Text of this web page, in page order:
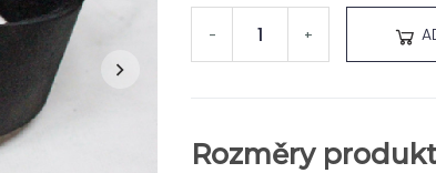
- +
Rozměry